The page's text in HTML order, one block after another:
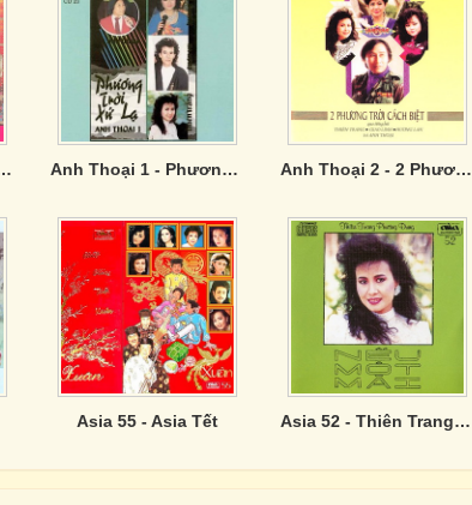
- Giáng Ngọc 79 Anh Thoại 1 - Phương Trời Xứ Lạ Anh Thoại 2 - 2 Phương Trời Cách Biệt
Asia 55 - Asia Tết Asia 52 - Thiên Trang, Phương Dung - Nếu Một Mai